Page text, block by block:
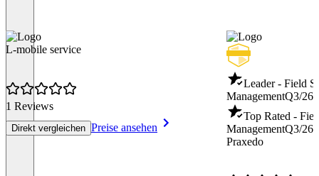
L-mobile service
1 Reviews
Direkt vergleichen Preise ansehen
Leader - Field
ManagementQ3/26
Top Rated -
ManagementQ3/26
Praxedo